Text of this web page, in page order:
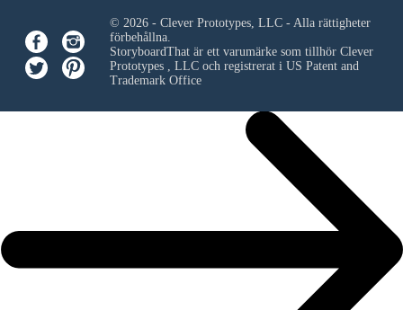
© 2026 - Clever Prototypes, LLC - Alla rättigheter
förbehållna.
StoryboardThat är ett varumärke som tillhör Clever
Prototypes , LLCoch registrerat i US Patent and
Trademark Office